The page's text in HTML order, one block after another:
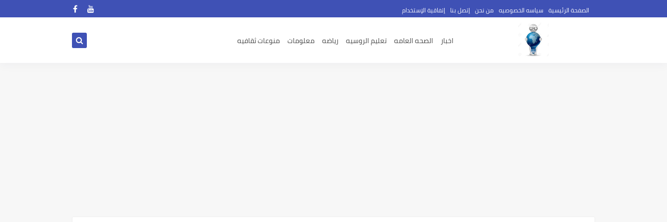
الصفحة الرئيسية سياسه الخصوصيه من نحن إتصل بنا إتفاقية الإستخدام
اخبار الصحه العامه تعليم الروسيه رياضه معلومات منوعات ثقافيه